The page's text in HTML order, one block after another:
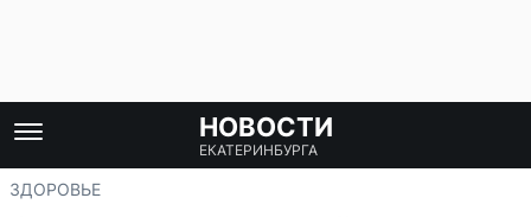
НОВОСТИ
ЕКАТЕРИНБУРГА
ЗДОРОВЬЕ